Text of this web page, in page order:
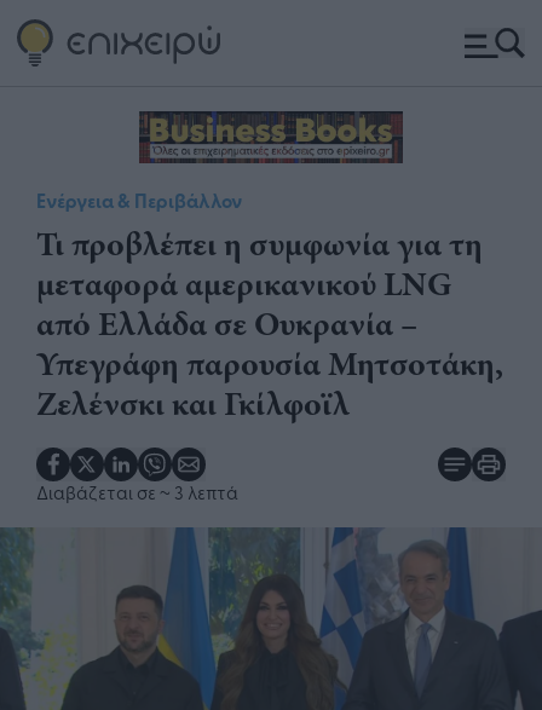
Ενέργεια & Περιβάλλον
Τι προβλέπει η συμφωνία για τη
μεταφορά αμερικανικού LNG
από Ελλάδα σε Ουκρανία –
Υπεγράφη παρουσία Μητσοτάκη,
Ζελένσκι και Γκίλφοϊλ
Διαβάζεται σε ~ 3 λεπτά